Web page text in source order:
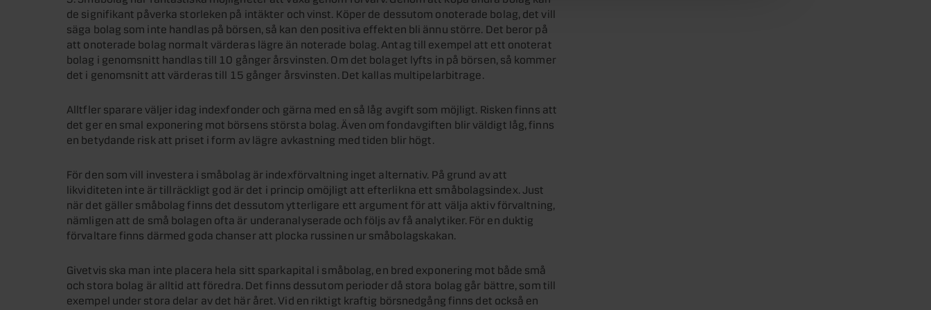
de signifikant påverka storleken på intäkter och vinst. Köper de dessutom onoterade bolag, det vill
säga bolag som inte handlas på börsen, så kan den positiva effekten bli ännu större. Det beror på
att onoterade bolag normalt värderas lägre än noterade bolag. Antag till exempel att ett onoterat
bolag i genomsnitt handlas till 10 gånger årsvinsten. Om det bolaget lyfts in på börsen, så kommer
det i genomsnitt att värderas till 15 gånger årsvinsten. Det kallas multipelarbitrage.
Alltfler sparare väljer idag indexfonder och gärna med en så låg avgift som möjligt. Risken finns att
det ger en smal exponering mot börsens största bolag. Även om fondavgiften blir väldigt låg, finns
en betydande risk att priset i form av lägre avkastning med tiden blir högt.
För den som vill investera i småbolag är indexförvaltning inget alternativ. På grund av att
likviditeten inte är tillräckligt god är det i princip omöjligt att efterlikna ett småbolagsindex. Just
när det gäller småbolag finns det dessutom ytterligare ett argument för att välja aktiv förvaltning,
nämligen att de små bolagen ofta är underanalyserade och följs av få analytiker. För en duktig
förvaltare finns därmed goda chanser att plocka russinen ur småbolagskakan.
Givetvis ska man inte placera hela sitt sparkapital i småbolag, en bred exponering mot både små
och stora bolag är alltid att föredra. Det finns dessutom perioder då stora bolag går bättre, som till
exempel under stora delar av det här året. Vid en riktigt kraftig börsnedgång finns det också en